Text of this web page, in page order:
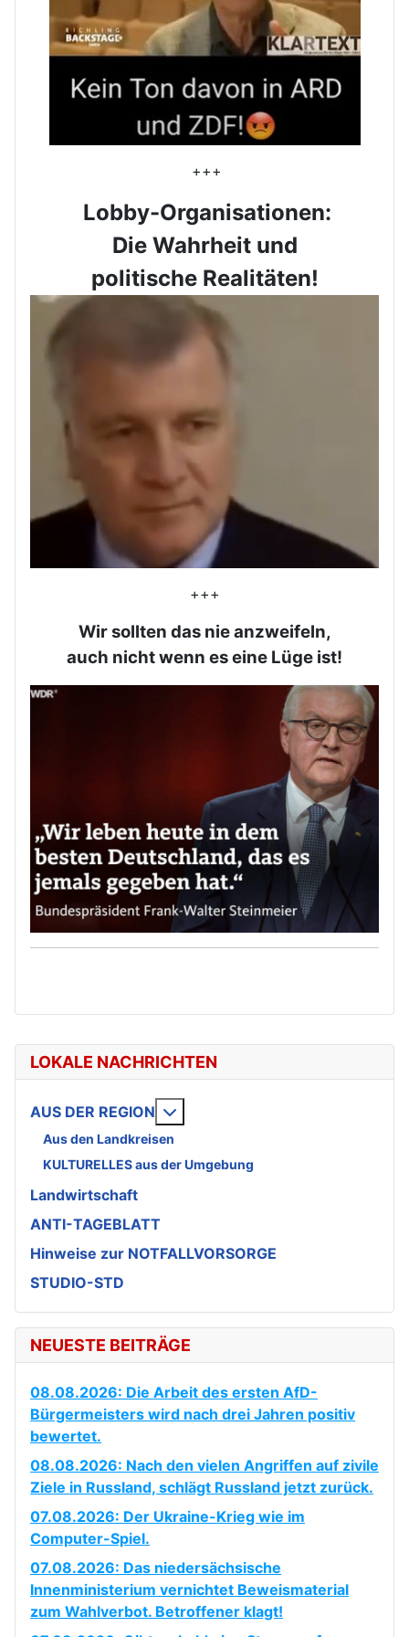
LOKALE NACHRICHTEN
AUS DER REGION
Aus den Landkreisen
KULTURELLES aus der Umgebung
Landwirtschaft
ANTI-TAGEBLATT
Hinweise zur NOTFALLVORSORGE
STUDIO-STD
NEUESTE BEITRÄGE
08.08.2026: Die Arbeit des ersten AfD-
Bürgermeisters wird nach drei Jahren positiv
bewertet.
08.08.2026: Nach den vielen Angriffen auf zivile
Ziele in Russland, schlägt Russland jetzt zurück.
07.08.2026: Der Ukraine-Krieg wie im
Computer-Spiel.
07.08.2026: Das niedersächsische
Innenministerium vernichtet Beweismaterial
zum Wahlverbot. Betroffener klagt!
+++
Lobby-Organisationen:
Die Wahrheit und
politische Realitäten!
+++
Wir sollten das nie anzweifeln,
auch nicht wenn es eine Lüge ist!